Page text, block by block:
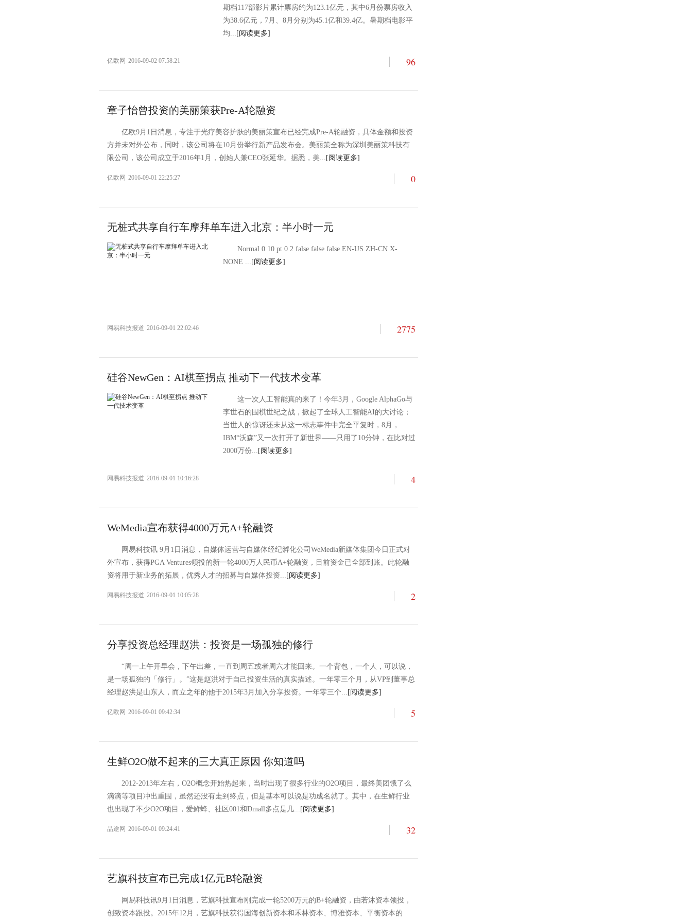
期档117部影片累计票房约为123.1亿元，其中6月份票房收入
为38.6亿元，7月、8月分别为45.1亿和39.4亿。暑期档电影平
均... [阅读更多]
96
亿欧网 2016-09-02 07:58:21
章子怡曾投资的美丽策获Pre-A轮融资
亿欧9月1日消息，专注于光疗美容护肤的美丽策宣布已经完成Pre-A轮融资，具体金额和投资
方并未对外公布，同时，该公司将在10月份举行新产品发布会。美丽策全称为深圳美丽策科技有
限公司，该公司成立于2016年1月，创始人兼CEO张延华。据悉，美... [阅读更多]
0
亿欧网 2016-09-01 22:25:27
无桩式共享自行车摩拜单车进入北京：半小时一元
Normal 0 10 pt 0 2 false false false EN-US ZH-CN X-
NONE ... [阅读更多]
2775
网易科技报道 2016-09-01 22:02:46
硅谷NewGen：AI棋至拐点 推动下一代技术变革
这一次人工智能真的来了！今年3月，Google AlphaGo与
李世石的围棋世纪之战，掀起了全球人工智能AI的大讨论；
当世人的惊讶还未从这一标志事件中完全平复时，8月，
IBM“沃森”又一次打开了新世界——只用了10分钟，在比对过
2000万份... [阅读更多]
4
网易科技报道 2016-09-01 10:16:28
WeMedia宣布获得4000万元A+轮融资
网易科技讯 9月1日消息，自媒体运营与自媒体经纪孵化公司WeMedia新媒体集团今日正式对
外宣布，获得PGA Ventures领投的新一轮4000万人民币A+轮融资，目前资金已全部到账。此轮融
资将用于新业务的拓展，优秀人才的招募与自媒体投资... [阅读更多]
2
网易科技报道 2016-09-01 10:05:28
分享投资总经理赵洪：投资是一场孤独的修行
“周一上午开早会，下午出差，一直到周五或者周六才能回来。一个背包，一个人，可以说，
是一场孤独的「修行」。”这是赵洪对于自己投资生活的真实描述。一年零三个月，从VP到董事总
经理赵洪是山东人，而立之年的他于2015年3月加入分享投资。一年零三个... [阅读更多]
5
亿欧网 2016-09-01 09:42:34
生鲜O2O做不起来的三大真正原因 你知道吗
2012-2013年左右，O2O概念开始热起来，当时出现了很多行业的O2O项目，最终美团饿了么
滴滴等项目冲出重围，虽然还没有走到终点，但是基本可以说是功成名就了。其中，在生鲜行业
也出现了不少O2O项目，爱鲜蜂、社区001和Dmall多点是几... [阅读更多]
32
品途网 2016-09-01 09:24:41
艺旗科技宣布已完成1亿元B轮融资
网易科技讯9月1日消息，艺旗科技宣布刚完成一轮5200万元的B+轮融资，由若沐资本领投，
创致资本跟投。2015年12月，艺旗科技获得国海创新资本和禾林资本、博雅资本、平衡资本的